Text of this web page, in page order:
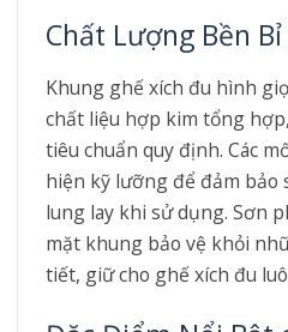
Chất Lượng Bền Bỉ
Khung ghế xích đu hình
chất liệu hợp kim tổng
tiêu chuẩn quy định. Các
hiện kỹ lưỡng để đảm bảo
lung lay khi sử dụng. Sơn
mặt khung bảo vệ khỏi
tiết, giữ cho ghế xích đu